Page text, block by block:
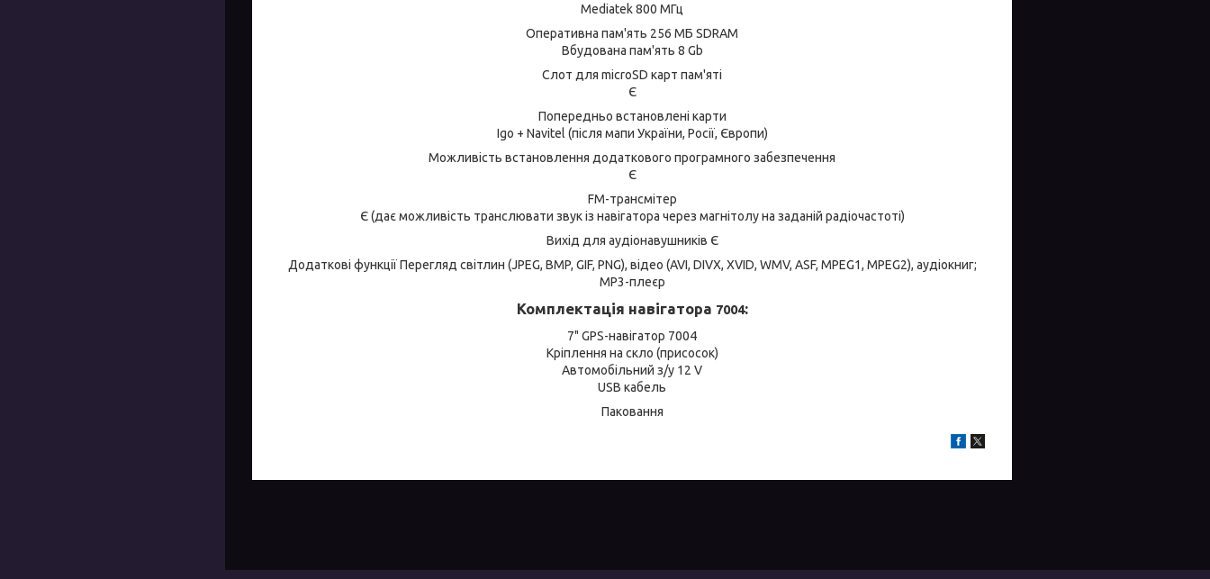
Mediatek 800 МГц
Оперативна пам'ять 256 МБ SDRAM
Вбудована пам'ять 8 Gb
Слот для microSD карт пам'яті
Є
Попередньо встановлені карти
Igo + Navitel (після мапи України, Росії, Європи)
Можливість встановлення додаткового програмного забезпечення
Є
FM-трансмітер
Є (дає можливість транслювати звук із навігатора через магнітолу на заданій радіочастоті)
Вихід для аудіонавушників Є
Додаткові функції Перегляд світлин (JPEG, BMP, GIF, PNG), відео (AVI, DIVX, XVID, WMV, ASF, MPEG1, MPEG2), аудіокниг;
MP3-плеєр
Комплектація навігатора 7004:
7" GPS-навігатор 7004
Кріплення на скло (присосок)
Автомобільний з/у 12 V
USB кабель
Паковання